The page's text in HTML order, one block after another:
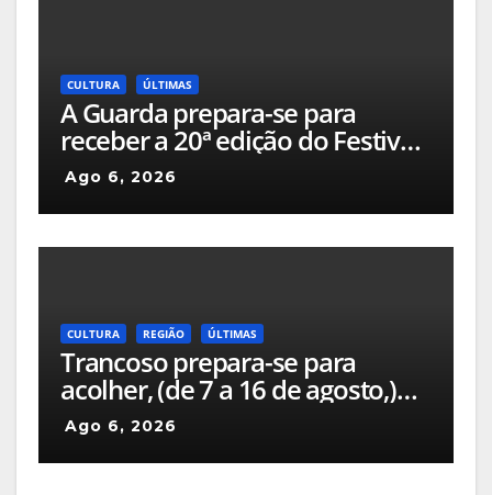
CULTURA ÚLTIMAS
A Guarda prepara-se para
receber a 20ª edição do Festival
de Blues da Guarda, que
decorrerá entre os dias 6 e 9 de
agosto
Ago 6, 2026
CULTURA REGIÃO ÚLTIMAS
Trancoso prepara-se para
acolher, (de 7 a 16 de agosto,)
mais uma edição da Feira de
São Bartolomeu, a feira franca
mais antiga do país
Ago 6, 2026